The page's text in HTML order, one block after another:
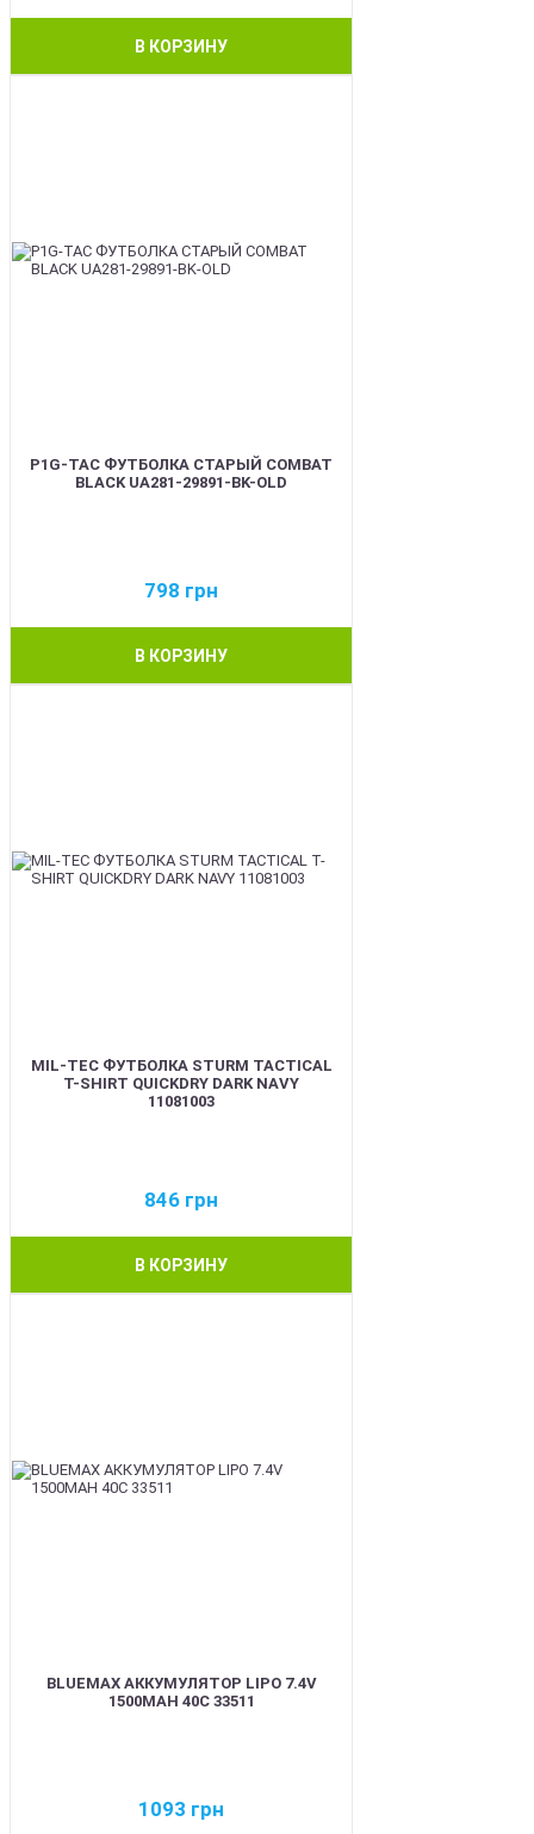
В КОРЗИНУ
P1G-TAC ФУТБОЛКА СТАРЫЙ COMBAT
BLACK UA281-29891-BK-OLD
798 грн
В КОРЗИНУ
MIL-TEC ФУТБОЛКА STURM TACTICAL
T-SHIRT QUICKDRY DARK NAVY
11081003
846 грн
В КОРЗИНУ
BLUEMAX АККУМУЛЯТОР LIPO 7.4V
1500MAH 40C 33511
1093 грн